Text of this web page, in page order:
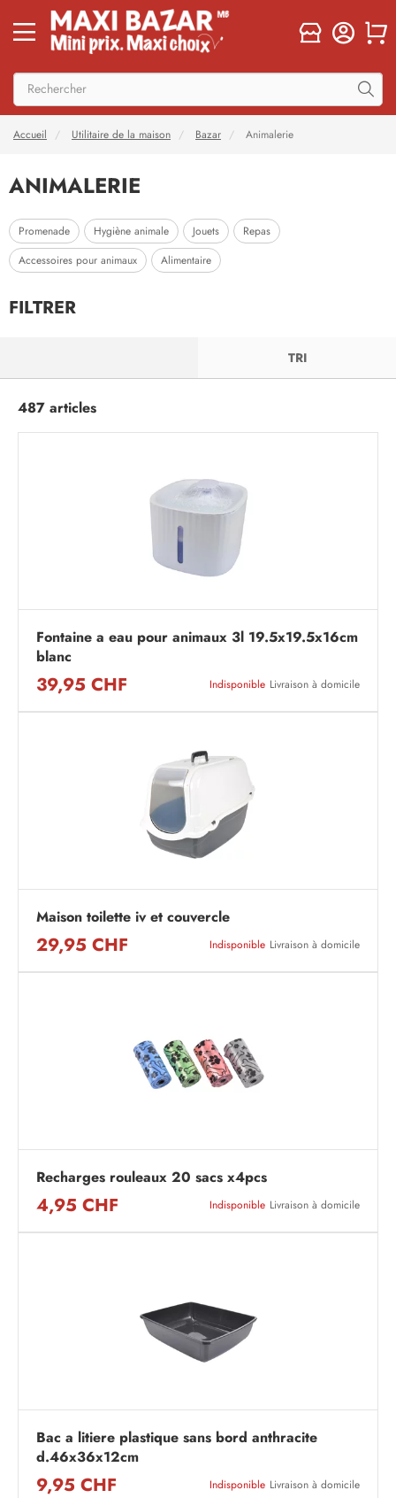
Accueil Utilitaire de la maison Bazar Animalerie
ANIMALERIE
Promenade Hygiène animale Jouets Repas
Accessoires pour animaux Alimentaire
FILTRER
TRI
Fontaine a eau pour animaux 3l 19.5x19.5x16cm
blanc
39,95 CHF Indisponible Livraison à domicile
Maison toilette iv et couvercle
29,95 CHF Indisponible Livraison à domicile
Recharges rouleaux 20 sacs x4pcs
4,95 CHF Indisponible Livraison à domicile
Bac a litiere plastique sans bord anthracite
d.46x36x12cm
9,95 CHF Indisponible Livraison à domicile
487 articles